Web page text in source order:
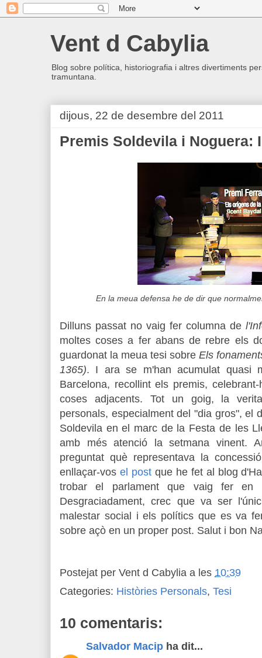
Vent d Cabylia
Blog sobre política, historiografia i altres divertiments
tramuntana.
dijous, 22 de desembre del 2011
Premis Soldevila i Noguera:
En la meua defensa he de dir que
Dilluns passat no vaig fer columna de
moltes coses a fer abans de rebre els
guardonat la meua tesi sobre Els
1365). I ara se m'han acumulat quasi
Barcelona, recollint els premis,
coses adjacents. Tot un goig, la
personals, especialment del "dia gros", el
Soldevila en el marc de la Festa de les
amb més atenció la setmana vinent.
preguntat què representava la
enllaçar-vos el postque he fet al blog
trobar el parlament que vaig fer en
Desgraciadament, crec que va ser
malestar social i els polítics que es va
sobre açò en un proper post. Salut i bon
Postejat per Vent d Cabylia a les 10:39
Categories: Històries Personals, Tesi
10 comentaris:
Salvador Macip ha dit...